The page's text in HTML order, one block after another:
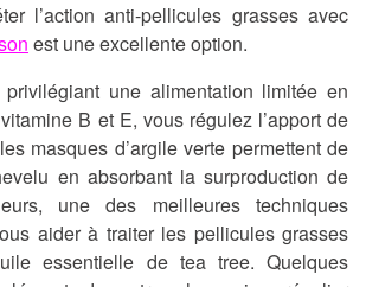
l’action anti-pellicules grasses avec
est une excellente option.
privilégiant une alimentation limitée en
B et E, vous régulez l’apport de
masques d’argile verte permettent de
en absorbant la surproduction de
une des meilleures techniques
aider à traiter les pellicules grasses
essentielle de tea tree. Quelques